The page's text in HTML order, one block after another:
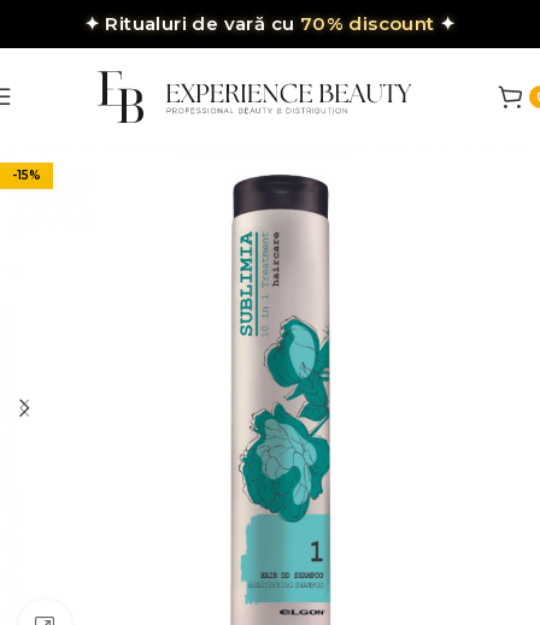
✦ Ritualuri de vară cu 70% discount ✦
-15%